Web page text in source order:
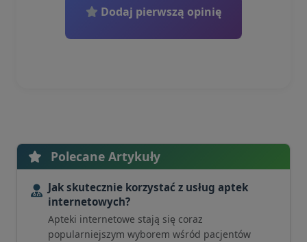
Dodaj pierwszą opinię
Polecane Artykuły
Jak skutecznie korzystać z usług aptek
internetowych?
Apteki internetowe stają się coraz
popularniejszym wyborem wśród pacjentów